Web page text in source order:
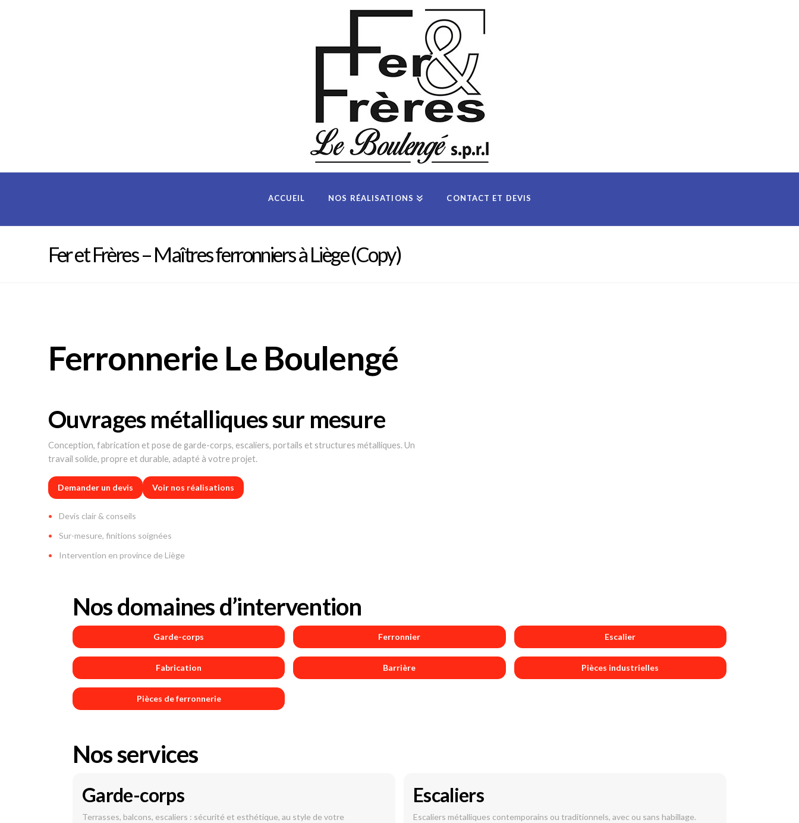
ACCUEIL NOS RÉALISATIONS CONTACT ET DEVIS
Fer et Frères – Maîtres ferronniers à Liège (Copy)
Ferronnerie Le Boulengé
Ouvrages métalliques sur mesure
Conception, fabrication et pose de garde-corps, escaliers, portails et structures métalliques. Un
travail solide, propre et durable, adapté à votre projet.
Demander un devis Voir nos réalisations
Devis clair & conseils
Sur-mesure, finitions soignées
Intervention en province de Liège
Nos domaines d’intervention
Garde-corps Ferronnier Escalier
Fabrication Barrière Pièces industrielles
Pièces de ferronnerie
Nos services
Garde-corps
Terrasses, balcons, escaliers : sécurité et esthétique, au style de votre
Escaliers
Escaliers métalliques contemporains ou traditionnels, avec ou sans habillage.